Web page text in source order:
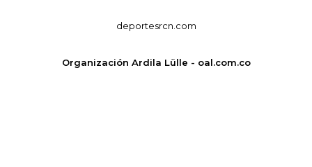
deportesrcn.com
Organización Ardila Lülle - oal.com.co